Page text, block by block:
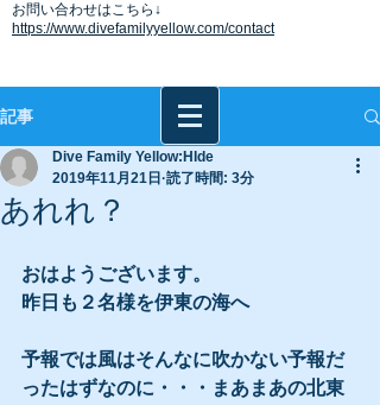
お問い合わせはこちら↓
https://www.divefamilyyellow.com/contact
記事
あれれ？
Dive Family Yellow:HIde
2019年11月21日 読了時間: 3分
おはようございます。
昨日も２名様を伊東の海へ
予報では風はそんなに吹かない予報だ
ったはずなのに・・・まあまあの北東